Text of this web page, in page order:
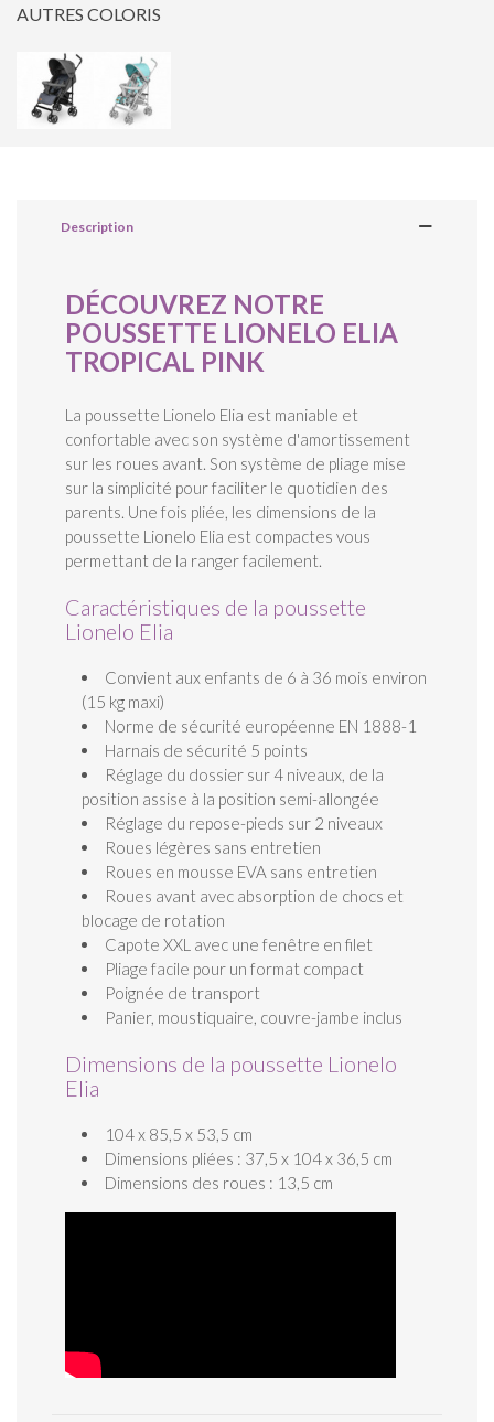
AUTRES COLORIS
Description
DÉCOUVREZ NOTRE
POUSSETTE LIONELO ELIA
TROPICAL PINK
La poussette Lionelo Elia est maniable et
confortable avec son système d'amortissement
sur les roues avant. Son système de pliage mise
sur la simplicité pour faciliter le quotidien des
parents. Une fois pliée, les dimensions de la
poussette Lionelo Elia est compactes vous
permettant de la ranger facilement.
Caractéristiques de la poussette
Lionelo Elia
Convient aux enfants de 6 à 36 mois environ
(15 kg maxi)
Norme de sécurité européenne EN 1888-1
Harnais de sécurité 5 points
Réglage du dossier sur 4 niveaux, de la
position assise à la position semi-allongée
Réglage du repose-pieds sur 2 niveaux
Roues légères sans entretien
Roues en mousse EVA sans entretien
Roues avant avec absorption de chocs et
blocage de rotation
Capote XXL avec une fenêtre en filet
Pliage facile pour un format compact
Poignée de transport
Panier, moustiquaire, couvre-jambe inclus
Dimensions de la poussette Lionelo
Elia
104 x 85,5 x 53,5 cm
Dimensions pliées : 37,5 x 104 x 36,5 cm
Dimensions des roues : 13,5 cm